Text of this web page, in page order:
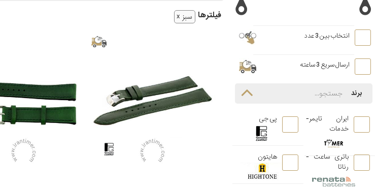
فیلتر‌ها سبز
انتخاب بین 3 عدد
ارسال سریع 3 ساعته
برند
ایران تایمر-
خدمات
پی جی
باتری ساعت -
رناتا
هایتون